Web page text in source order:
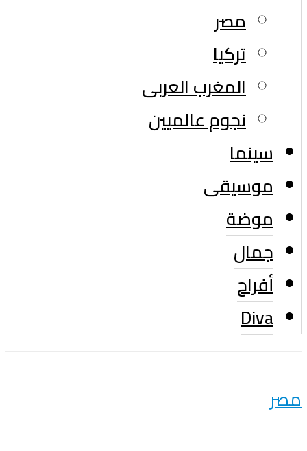
مصر
تركيا
المغرب العربى
نجوم عالميين
سينما
موسيقى
موضة
جمال
أفراح
Diva
مصر